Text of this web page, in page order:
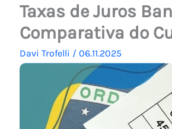
Taxas de Juros
Comparativa do
Davi Trofelli / 06.11.2025